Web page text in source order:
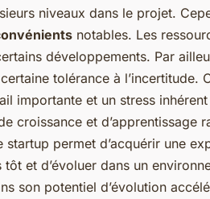
niveaux dans le projet.
notables. Les
développements. Par
tolérance à l’incertitude.
importante et un stress
croissance et d’apprentissage
startup permet d’acquérir une
et d’évoluer dans un
son potentiel d’évolution